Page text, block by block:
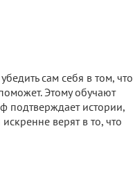
сам себя в том, что
Этому обучают
подтверждает истории,
верят в то, что